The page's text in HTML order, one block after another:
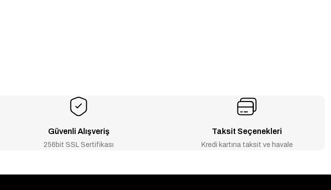
Güvenli Alışveriş
256bit SSL Sertifikası
Taksit Seçenekleri
Kredi kartına taksit ve havale